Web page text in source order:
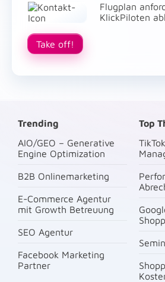
Flugplan
KlickPiloten
Take off!
Trending
AIO/GEO – Generative
Engine Optimization
B2B Onlinemarketing
E-Commerce Agentur
mit Growth Betreuung
SEO Agentur
Facebook Marketing
Partner
Top